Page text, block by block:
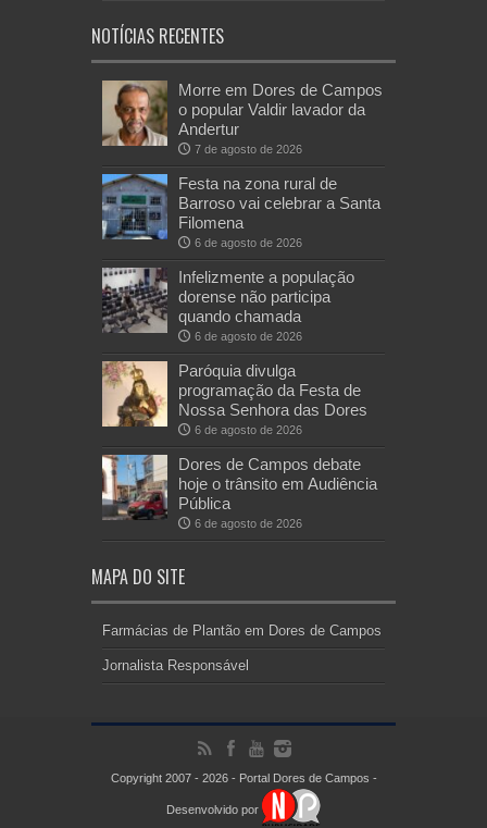
NOTÍCIAS RECENTES
Morre em Dores de Campos
o popular Valdir lavador da
Andertur
7 de agosto de 2026
Festa na zona rural de
Barroso vai celebrar a Santa
Filomena
6 de agosto de 2026
Infelizmente a população
dorense não participa
quando chamada
6 de agosto de 2026
Paróquia divulga
programação da Festa de
Nossa Senhora das Dores
6 de agosto de 2026
Dores de Campos debate
hoje o trânsito em Audiência
Pública
6 de agosto de 2026
MAPA DO SITE
Farmácias de Plantão em Dores de Campos
Jornalista Responsável
Copyright 2007 - 2026 - Portal Dores de Campos -
Desenvolvido por